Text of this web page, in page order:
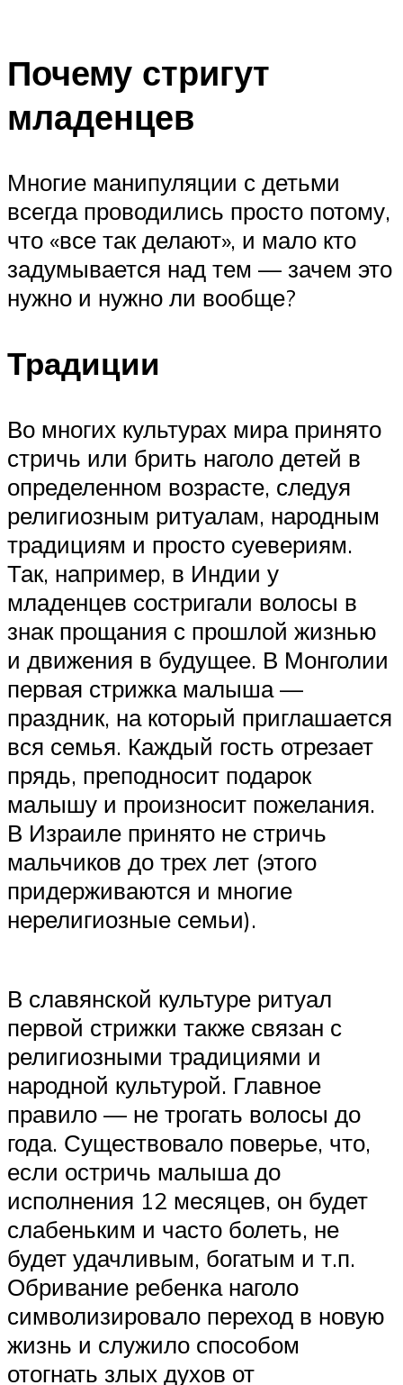
Почему стригут
младенцев
Многие манипуляции с детьми
всегда проводились просто потому,
что «все так делают», и мало кто
задумывается над тем — зачем это
нужно и нужно ли вообще?
Традиции
Во многих культурах мира принято
стричь или брить наголо детей в
определенном возрасте, следуя
религиозным ритуалам, народным
традициям и просто суевериям.
Так, например, в Индии у
младенцев состригали волосы в
знак прощания с прошлой жизнью
и движения в будущее. В Монголии
первая стрижка малыша —
праздник, на который приглашается
вся семья. Каждый гость отрезает
прядь, преподносит подарок
малышу и произносит пожелания.
В Израиле принято не стричь
мальчиков до трех лет (этого
придерживаются и многие
нерелигиозные семьи).
В славянской культуре ритуал
первой стрижки также связан с
религиозными традициями и
народной культурой. Главное
правило — не трогать волосы до
года. Существовало поверье, что,
если остричь малыша до
исполнения 12 месяцев, он будет
слабеньким и часто болеть, не
будет удачливым, богатым и т.п.
Обривание ребенка наголо
символизировало переход в новую
жизнь и служило способом
отогнать злых духов от